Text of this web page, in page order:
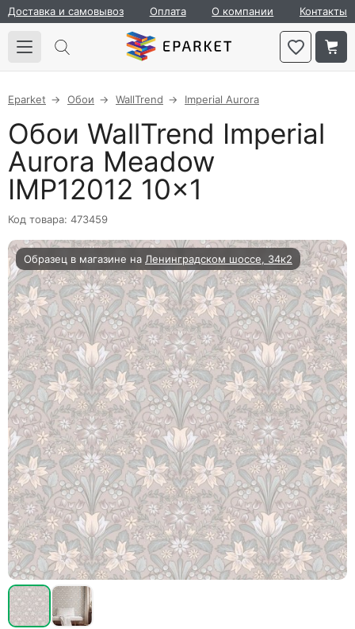
Доставка и самовывоз Оплата О компании Контакты
Eparket Обои WallTrend Imperial Aurora
Обои WallTrend Imperial
Aurora Meadow
IMP12012 10×1
Код товара: 473459
Образец в магазине на Ленинградском шоссе, 34к2